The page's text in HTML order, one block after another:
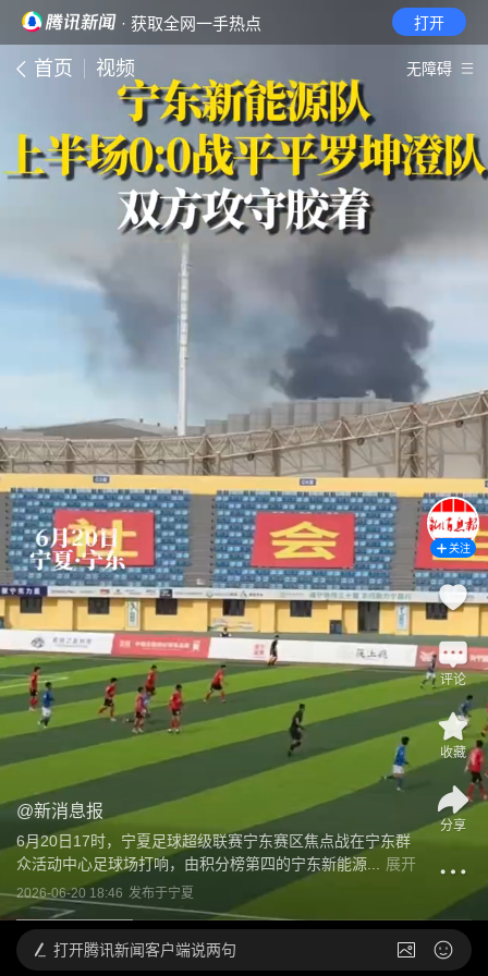
· 获取全网一手热点 打开
首页 视频 无障碍
@新消息报
6月20日17时，宁夏足球超级联赛宁东赛区焦点战在宁东群
众活动中心足球场打响，由积分榜第四的宁东新能源...
展开
2026-06-20 18:46 发布于宁夏
关注
评论
收藏
分享
打开腾讯新闻客户端说两句